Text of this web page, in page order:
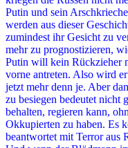
Putin und sein
werden aus dieser
zumindest ihr Gesicht zu
mehr zu prognostizieren,
Putin will kein Rückzieher
vorne antreten. Also wird
jetzt mehr denn je. Aber
zu besiegen bedeutet nicht
behalten, regieren kann,
Okkupierten zu haben. Es
beantwortet mit Terror aus